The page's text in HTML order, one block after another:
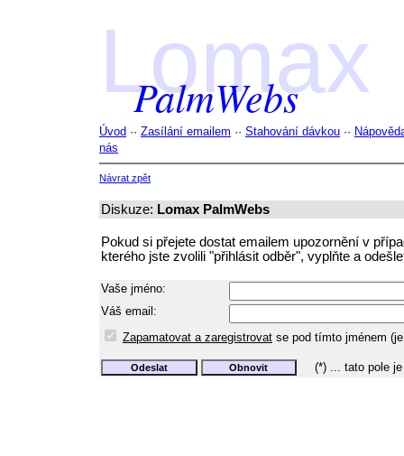
Lomax
PalmWebs
Úvod ·· Zasílání emailem ·· Stahování dávkou ··
nás
Návrat zpět
Diskuze: Lomax PalmWebs
Pokud si přejete dostat emailem upozornění v
kterého jste zvolili "přihlásit odběr", vyplňte a
Vaše jméno:
Váš email:
Zapamatovat a zaregistrovat se pod tímto jménem
(*) ... tato pole je